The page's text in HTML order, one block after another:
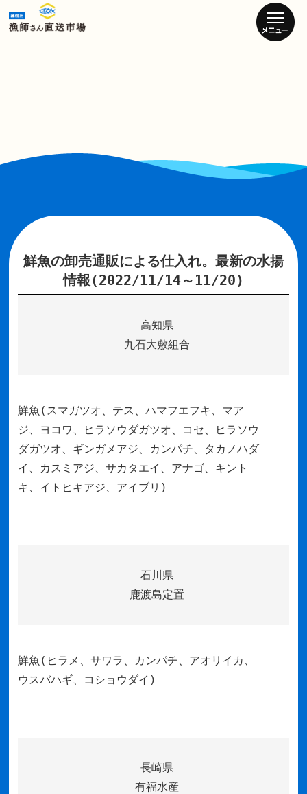
鮮魚の卸売通販による仕入れ。最新の水揚
情報(2022/11/14～11/20)
高知県
九石大敷組合
鮮魚(スマガツオ、テス、ハマフエフキ、マア
ジ、ヨコワ、ヒラソウダガツオ、コセ、ヒラソウ
ダガツオ、ギンガメアジ、カンパチ、タカノハダ
イ、カスミアジ、サカタエイ、アナゴ、キント
キ、イトヒキアジ、アイブリ)
石川県
鹿渡島定置
鮮魚(ヒラメ、サワラ、カンパチ、アオリイカ、
ウスバハギ、コショウダイ)
長崎県
有福水産